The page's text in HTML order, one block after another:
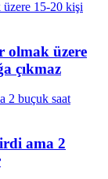
olmak üzere
çıkmaz
ama 2